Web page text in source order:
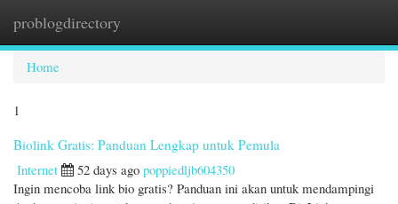
problogdirectory
Home
1
Biolink Gratis: Panduan Lengkap untuk Pemula
Internet
52 days ago poppiedljb604350
Ingin mencoba link bio gratis? Panduan ini akan untuk mendampingi